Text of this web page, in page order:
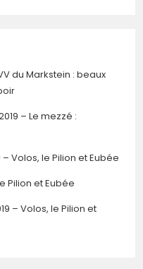
du Markstein : beaux
– Le mezzé :
Volos, le Pilion et Eubée
Pilion et Eubée
– Volos, le Pilion et